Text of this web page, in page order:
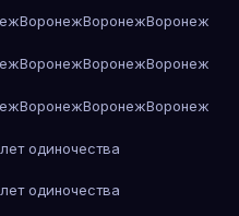
ВоронежВоронежВоронеж
ВоронежВоронежВоронеж
ВоронежВоронежВоронеж
одиночества
одиночества